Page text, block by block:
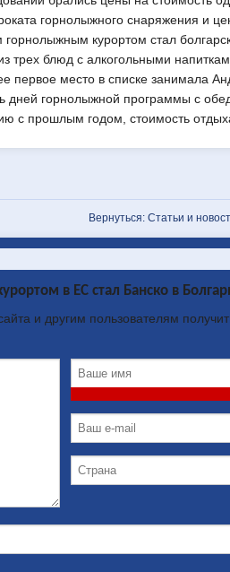
горнолыжного снаряжения и
курортом стал
трех блюд с алкогольными
первое место в списке занимала
дней горнолыжной программы с
с прошлым годом, стоимость
Вернуться: Статьи и
в ЕС стал Банско в
и другим пользователям